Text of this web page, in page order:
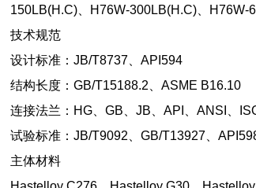
150LB(H.C)、H76W-300LB(H.C)、H76W-
技术规范
设计标准：JB/T8737、API594
结构长度：GB/T15188.2、ASME B16.10
连接法兰：HG、GB、JB、API、ANSI、
试验标准：JB/T9092、GB/T13927、
主体材料